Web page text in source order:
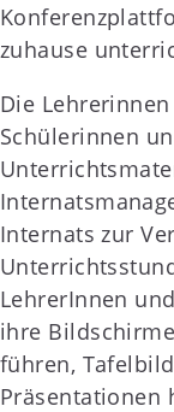
zuhause
Die
Schülerinnen
Internats zur
LehrerInnen
ihre
führen,
Präsentationen